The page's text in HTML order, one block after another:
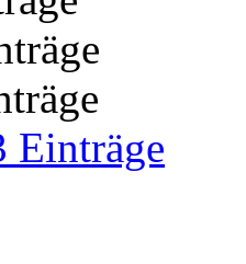
Einträge